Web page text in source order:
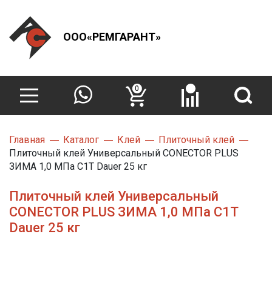
ООО«РЕМГАРАНТ»
0
Главная Каталог Клей
Плиточный клей
Плиточный клей Универсальный CONECTOR PLUS
ЗИМА 1,0 МПа С1Т Dauer 25 кг
Плиточный клей Универсальный
CONECTOR PLUS ЗИМА 1,0 МПа С1Т
Dauer 25 кг